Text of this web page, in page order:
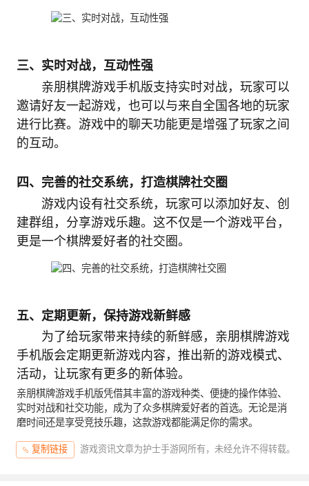
三、实时对战，互动性强
亲朋棋牌游戏手机版支持实时对战，玩家可以
邀请好友一起游戏，也可以与来自全国各地的玩家
进行比赛。游戏中的聊天功能更是增强了玩家之间
的互动。
四、完善的社交系统，打造棋牌社交圈
游戏内设有社交系统，玩家可以添加好友、创
建群组，分享游戏乐趣。这不仅是一个游戏平台，
更是一个棋牌爱好者的社交圈。
五、定期更新，保持游戏新鲜感
为了给玩家带来持续的新鲜感，亲朋棋牌游戏
手机版会定期更新游戏内容，推出新的游戏模式、
活动，让玩家有更多的新体验。
亲朋棋牌游戏手机版凭借其丰富的游戏种类、便捷的操作体验、
实时对战和社交功能，成为了众多棋牌爱好者的首选。无论是消
磨时间还是享受竞技乐趣，这款游戏都能满足你的需求。
复制链接 游戏资讯文章为护士手游网所有，未经允许不得转载。